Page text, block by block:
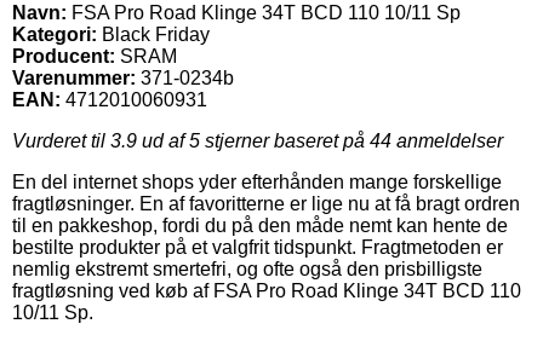
Navn: FSA Pro Road Klinge 34T BCD 110 10/11 Sp
Kategori: Black Friday
Producent: SRAM
Varenummer: 371-0234b
EAN: 4712010060931
Vurderet til 3.9 ud af 5 stjerner baseret på 44 anmeldelser
En del internet shops yder efterhånden mange forskellige
fragtløsninger. En af favoritterne er lige nu at få bragt ordren
til en pakkeshop, fordi du på den måde nemt kan hente de
bestilte produkter på et valgfrit tidspunkt. Fragtmetoden er
nemlig ekstremt smertefri, og ofte også den prisbilligste
fragtløsning ved køb af FSA Pro Road Klinge 34T BCD 110
10/11 Sp.